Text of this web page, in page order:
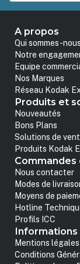
A propos
Qui sommes-
Notre
Equipe
Nos Marques
Réseau Kodak
Produits et
Nouveautés
Bons Plans
Solutions de
Produits Kodak
Nous contacter
Modes de
Moyens de
Hotline
Profils ICC
Informations
Mentions légales
Conditions